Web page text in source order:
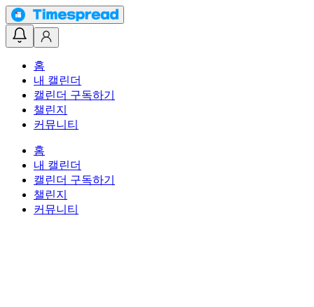
홈
내 캘린더
캘린더 구독하기
챌린지
커뮤니티
홈
내 캘린더
캘린더 구독하기
챌린지
커뮤니티